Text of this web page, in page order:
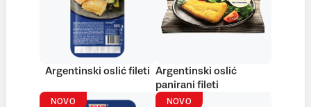
Argentinski oslić fileti Argentinski oslić
panirani fileti
NOVO NOVO